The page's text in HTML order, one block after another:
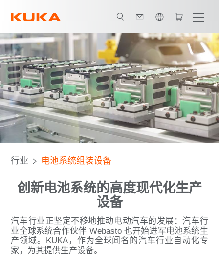
Predictive Maintenance（预防性维护） 所有系统合作伙伴
行业 电池系统组装设备
创新电池系统的高度现代化生产
设备
汽车行业正坚定不移地推动电动汽车的发展：汽车行
业全球系统合作伙伴 Webasto 也开始进军电池系统生
产领域。KUKA，作为全球闻名的汽车行业自动化专
家，为其提供生产设备。